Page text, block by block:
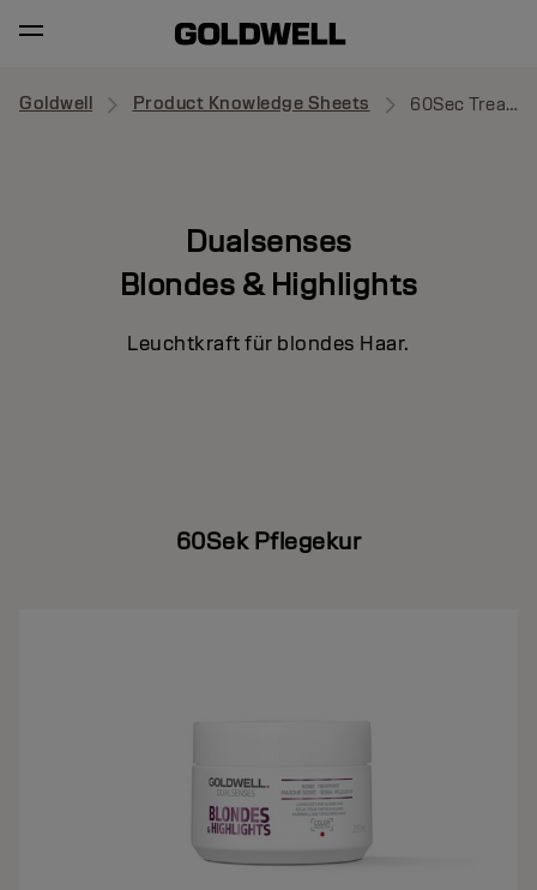
Goldwell Product Knowledge Sheets 60Sec Treatment
Dualsenses
Blondes & Highlights
Leuchtkraft für blondes Haar.
60Sek Pflegekur